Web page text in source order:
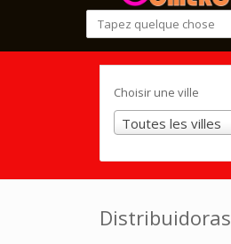
Choisir une ville
Toutes les villes
Distribuidoras